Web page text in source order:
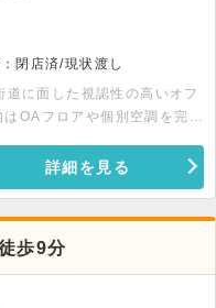
閉店済/現状渡し
に面した視認性の高いオフ
OAフロアや個別空調を完備
詳細を見る
歩9分